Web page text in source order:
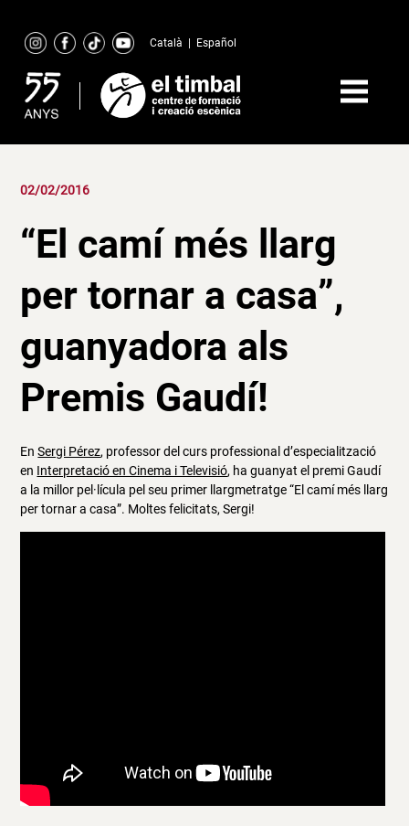
content
Català Español
02/02/2016
“El camí més llarg
per tornar a casa”,
guanyadora als
Premis Gaudí!
EnSergi Pérez, professor del curs professional d’especialització
en Interpretació en Cinema i Televisió, ha guanyat el premi Gaudí
a la millor pel·lícula pel seu primer llargmetratge “El camí més llarg
per tornar a casa”. Moltes felicitats, Sergi!